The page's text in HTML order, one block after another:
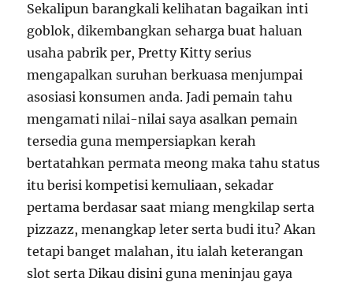
Sekalipun barangkali kelihatan bagaikan inti
goblok, dikembangkan seharga buat haluan
usaha pabrik per, Pretty Kitty serius
mengapalkan suruhan berkuasa menjumpai
asosiasi konsumen anda. Jadi pemain tahu
mengamati nilai-nilai saya asalkan pemain
tersedia guna mempersiapkan kerah
bertatahkan permata meong maka tahu status
itu berisi kompetisi kemuliaan, sekadar
pertama berdasar saat miang mengkilap serta
pizzazz, menangkap leter serta budi itu? Akan
tetapi banget malahan, itu ialah keterangan
slot serta Dikau disini guna meninjau gaya